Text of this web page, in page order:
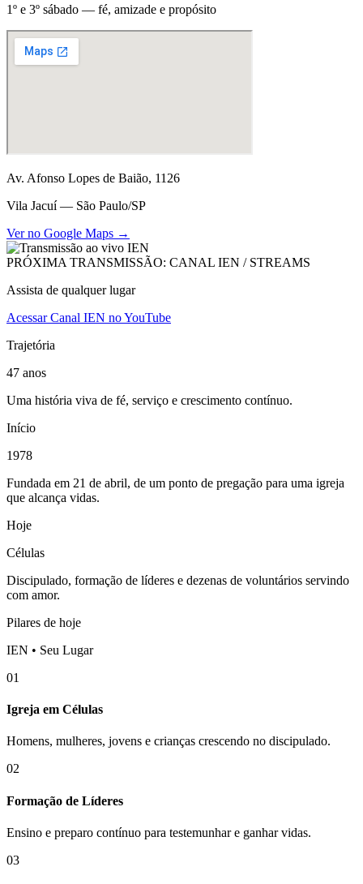
1º e 3º sábado — fé, amizade e propósito
Av. Afonso Lopes de Baião, 1126
Vila Jacuí — São Paulo/SP
Ver no Google Maps →
PRÓXIMA TRANSMISSÃO: CANAL IEN / STREAMS
Assista de qualquer lugar
Acessar Canal IEN no YouTube
Trajetória
47 anos
Uma história viva de fé, serviço e crescimento contínuo.
Início
1978
Fundada em 21 de abril, de um ponto de pregação para uma igreja
que alcança vidas.
Hoje
Células
Discipulado, formação de líderes e dezenas de voluntários servindo
com amor.
Pilares de hoje
IEN • Seu Lugar
01
Igreja em Células
Homens, mulheres, jovens e crianças crescendo no discipulado.
02
Formação de Líderes
Ensino e preparo contínuo para testemunhar e ganhar vidas.
03